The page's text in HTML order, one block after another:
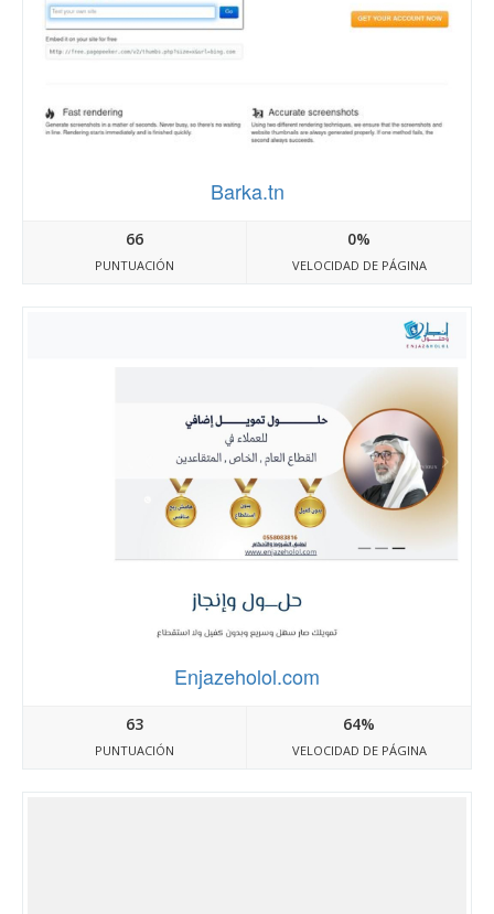
Barka.tn
66
PUNTUACIÓN
0%
VELOCIDAD DE PÁGINA
Enjazeholol.com
63
PUNTUACIÓN
64%
VELOCIDAD DE PÁGINA